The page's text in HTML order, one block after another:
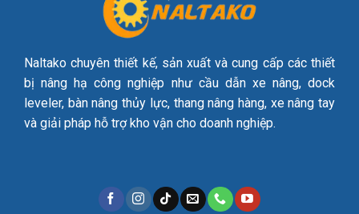
Naltako chuyên thiết kế, sản xuất và cung cấp các thiết
bị nâng hạ công nghiệp như cầu dẫn xe nâng, dock
leveler, bàn nâng thủy lực, thang nâng hàng, xe nâng tay
và giải pháp hỗ trợ kho vận cho doanh nghiệp.